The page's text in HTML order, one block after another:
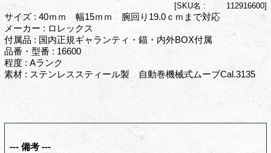
[SKU名 : 112916600]
サイズ : 40ｍｍ 幅15ｍｍ 腕回り19.0ｃｍまで対応
メーカー : ロレックス
付属品 : 国内正規ギャランティ・錨・内外BOX付属
品番・型番 : 16600
程度 : Aランク
素材 : ステンレススティール製 自動巻機械式ムーブCal.3135
--- 備考 ---